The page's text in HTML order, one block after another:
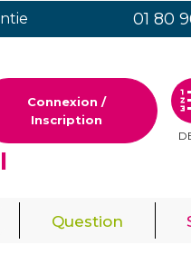
01 80
Connexion /
Inscription
Question